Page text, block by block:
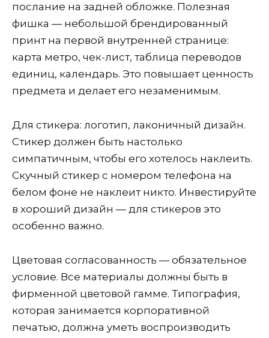
послание на задней обложке. Полезная
фишка — небольшой брендированный
принт на первой внутренней странице:
карта метро, чек-лист, таблица переводов
единиц, календарь. Это повышает ценность
предмета и делает его незаменимым.
Для стикера: логотип, лаконичный дизайн.
Стикер должен быть настолько
симпатичным, чтобы его хотелось наклеить.
Скучный стикер с номером телефона на
белом фоне не наклеит никто. Инвестируйте
в хороший дизайн — для стикеров это
особенно важно.
Цветовая согласованность — обязательное
условие. Все материалы должны быть в
фирменной цветовой гамме. Типография,
которая занимается корпоративной
печатью, должна уметь воспроизводить